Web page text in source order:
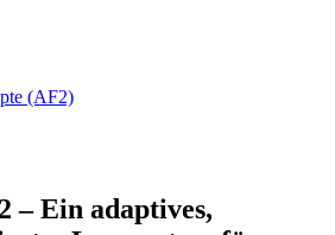
(AF2)
– Ein adaptives,